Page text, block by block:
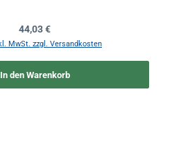
Regulärer Preis:
44,03 €
MwSt. zzgl. Versandkosten
In den Warenkorb